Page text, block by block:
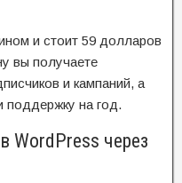
и стоит 59 долларов
вы получаете
и кампаний, а
поддержку на год.
через